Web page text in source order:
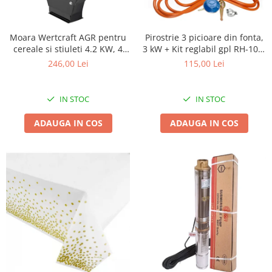
Biciclete, trotinete, triciclete
Biciclete electrice
Triciclete
Accesorii motoburghie
Motoburghie
Drujbe, fierastraie electrice
Consumabile drujbe, fierastraie
electrice
Drujbe electrice
Unelte electrice busteni
Mori cereale si batoze porumb
Batoze - mori desfacat porumb
Moara Wertcraft AGR pentru
cereale si stiuleti 4.2 KW, 4
Site inlcuse, 400 kg/h
246,00 Lei
IN STOC
ADAUGA IN COS
Pirostrie 3 picioare din fonta,
3 kW + Kit reglabil gpl RH-10 +
Tub flex 2M+2 Coliere
115,00 Lei
IN STOC
ADAUGA IN COS